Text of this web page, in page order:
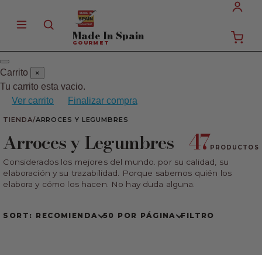
Made In Spain
GOURMET
Carrito ×
Tu carrito esta vacio.
Ver carrito
Finalizar compra
TIENDA/ARROCES Y LEGUMBRES
Arroces y Legumbres
Considerados los mejores del mundo. por su calidad, su
elaboración y su trazabilidad. Porque sabemos quién los
elabora y cómo los hacen. No hay duda alguna.
47PRODUCTOS
SORT: RECOMIENDA 50 POR PÁGINA FILTRO